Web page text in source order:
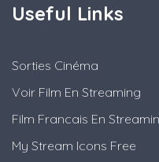
Useful Links
Sorties Cinéma
Voir Film En Streaming
Film Francais En
My Stream Icons Free